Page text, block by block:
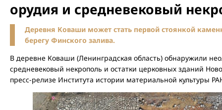
орудия и средневековый
Деревня Коваши может стать первой стоянкой
берегу Финского залива.
В деревне Коваши (Ленинградская область) обнаружили
средневековый некрополь и остатки церковных зданий
пресс-релизе Института истории материальной культуры